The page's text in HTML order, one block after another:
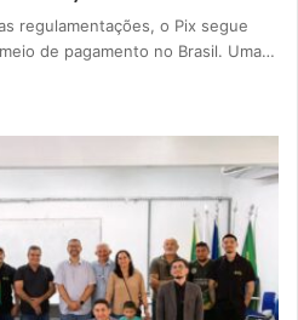
regulamentações, o Pix segue
de pagamento no Brasil. Uma…